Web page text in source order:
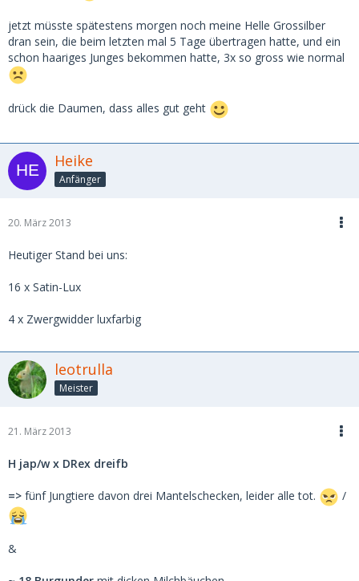
jetzt müsste spätestens morgen noch meine Helle Grossilber
dran sein, die beim letzten mal 5 Tage übertragen hatte, und ein
schon haariges Junges bekommen hatte, 3x so gross wie normal
drück die Daumen, dass alles gut geht
Heike
Anfänger
20. März 2013
Heutiger Stand bei uns:
16 x Satin-Lux
4 x Zwergwidder luxfarbig
leotrulla
Meister
21. März 2013
H jap/w x DRex dreifb
=> fünf Jungtiere davon drei Mantelschecken, leider alle tot. /
&